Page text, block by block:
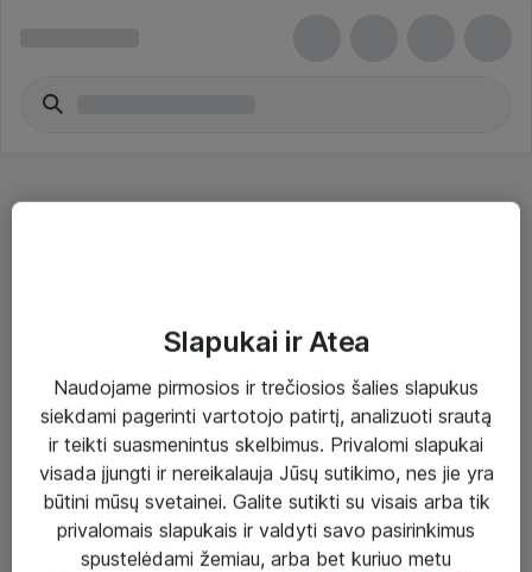
Sprendimai ir paslaugos
Paslaugos
Sprendimai
Įgyvendinti projektai
Slapukai ir Atea
Naudojame pirmosios ir trečiosios šalies slapukus
siekdami pagerinti vartotojo patirtį, analizuoti srautą
ir teikti suasmenintus skelbimus. Privalomi slapukai
visada įjungti ir nereikalauja Jūsų sutikimo, nes jie yra
būtini mūsų svetainei. Galite sutikti su visais arba tik
privalomais slapukais ir valdyti savo pasirinkimus
spustelėdami žemiau, arba bet kuriuo metu